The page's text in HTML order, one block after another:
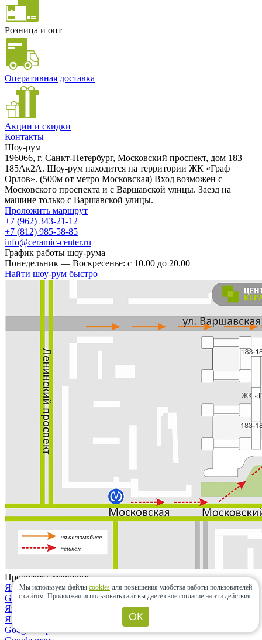
Розница и опт
Оперативная доставка
Акции и скидки
Контакты
Шоу-рум
196066, г. Санкт-Петербург, Московский проспект, дом 183–
185Ак2А. Шоу-рум находится на территории ЖК «Граф
Орлов». (500м от метро Московская) Вход возможен с
Московского проспекта и с Варшавской улицы. Заезд на
машине только с Варшавской улицы.
Проложить маршрут
+7 (962) 343-21-12
+7 (812) 985-58-85
info@ceramic-center.ru
График работы шоу-рума
Понедельник — Воскресенье: с 10.00 до 20.00
Найти шоу-рум быстро
Проложить маршрут
Яндекс.карты
Google maps
Яндекс.карты
Яндекс.навигатор
Google maps
Мы используем файлы cookies для повышения удобства работы пользователей
с сайтом. Продолжая использовать сайт вы даете свое согласие на эти действия.
ОК